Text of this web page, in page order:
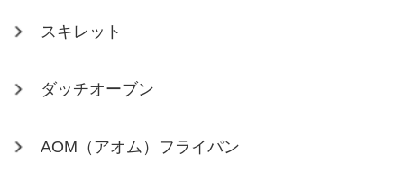
スキレット
ダッチオーブン
AOM（アオム）フライパン